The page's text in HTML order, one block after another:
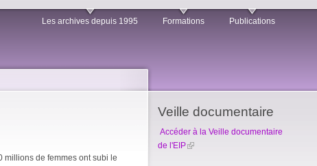
Les archives depuis 1995 Formations Publications
millions de femmes ont subi le
Veille documentaire
Accéder à la Veille documentaire
de l'EIP